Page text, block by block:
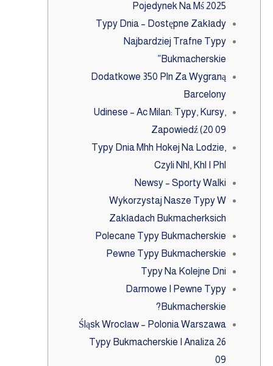
Pojedynek Na Mś 2025
Typy Dnia – Dostępne Zakłady
Najbardziej Trafne Typy
Bukmacherskie”
Dodatkowe 350 Pln Za Wygraną
Barcelony
Udinese – Ac Milan: Typy, Kursy,
Zapowiedź (20 09
Typy Dnia Mhh Hokej Na Lodzie,
Czyli Nhl, Khl I Phl
Newsy – Sporty Walki
Wykorzystaj Nasze Typy W
Zakładach Bukmacherksich
Polecane Typy Bukmacherskie
Pewne Typy Bukmacherskie
Typy Na Kolejne Dni
Darmowe I Pewne Typy
Bukmacherskie?
Śląsk Wrocław – Polonia Warszawa
Typy Bukmacherskie I Analiza 26
09